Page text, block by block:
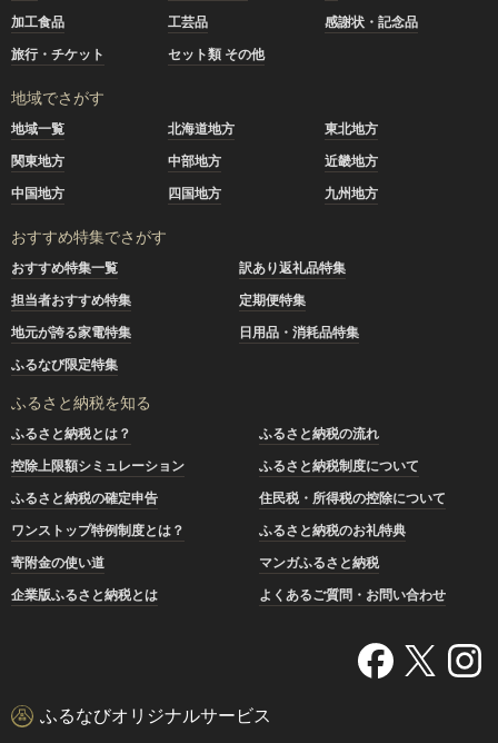
加工食品
工芸品
感謝状・記念品
旅行・チケット
セット類 その他
地域でさがす
地域一覧 北海道地方
東北地方
関東地方
中部地方
近畿地方
中国地方
四国地方 九州地方
おすすめ特集でさがす
おすすめ特集一覧
訳あり返礼品特集
担当者おすすめ特集
定期便特集
地元が誇る家電特集
日用品・消耗品特集
ふるなび限定特集
ふるさと納税を知る
ふるさと納税とは？
ふるさと納税の流れ
控除上限額シミュレーション
ふるさと納税制度について
ふるさと納税の確定申告
住民税・所得税の控除について
ワンストップ特例制度とは？
ふるさと納税のお礼特典
寄附金の使い道
マンガふるさと納税
企業版ふるさと納税とは
よくあるご質問・お問い合わせ
ふるなびオリジナルサービス